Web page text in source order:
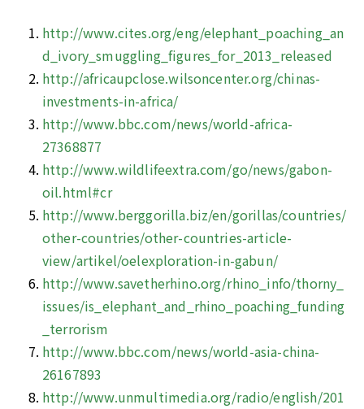
http://www.cites.org/eng/elephant_poaching_an
d_ivory_smuggling_figures_for_2013_released
http://africaupclose.wilsoncenter.org/chinas-
investments-in-africa/
http://www.bbc.com/news/world-africa-
27368877
http://www.wildlifeextra.com/go/news/gabon-
oil.html#cr
http://www.berggorilla.biz/en/gorillas/countries/
other-countries/other-countries-article-
view/artikel/oelexploration-in-gabun/
http://www.savetherhino.org/rhino_info/thorny_
issues/is_elephant_and_rhino_poaching_funding
_terrorism
http://www.bbc.com/news/world-asia-china-
26167893
http://www.unmultimedia.org/radio/english/201